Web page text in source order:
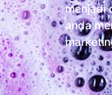
menjadi
anda